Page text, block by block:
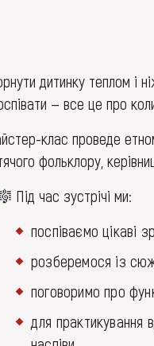
дитинку теплом і
— все це про
клас проведе
фольклору,
Під час зустрічі ми:
поспіваємо цікаві
розберемося із
поговоримо про
для практикування